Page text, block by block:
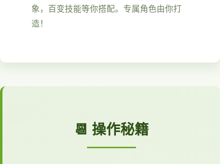
象，百变技能等你搭配。专属角色由你打
造！
📆 操作秘籍